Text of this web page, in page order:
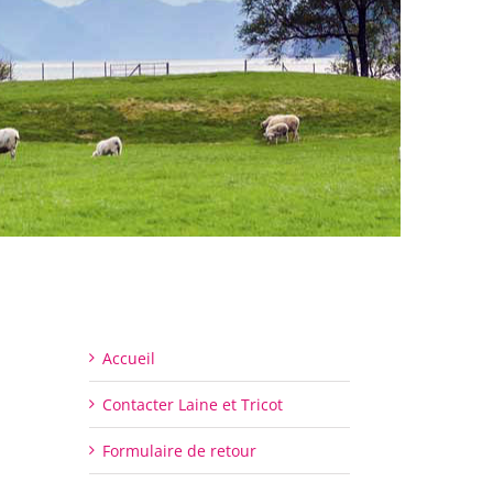
Accueil
Contacter Laine et Tricot
Formulaire de retour